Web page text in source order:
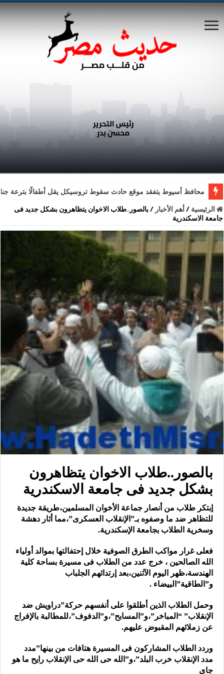
محافظ أسيوط يتفقد موقع حادث سقوط تروسيكل يقل أطفالًا بترعة
الرئيسية /أهم الأخبار /بالصور..طلاب الاخوان يتظاهرون بشكل جديد فى
جامعة الاسكندرية
بالصور..طلاب الاخوان يتظاهرون
بشكل جديد فى جامعة الاسكندرية
إبتكر طلاب من أنصار جماعة الأخوان المسلمين،طريقة جديدة
للتظاهر ضد ما وصفوه بـ”الإنقلاب العسكرى”،مما أثار دهشة
وسخرية الطلاب بجامعة الإسكندرية.
فعلى غرار مواكب الطرق الصوفية خلال إحتفالتها بموالد أولياء
الله الصالحين ، خرج عدد من الطلاب فى مسيرة بساحة كلية
الهندسة،ظهر اليوم الآثنين،بعد إرتدائهم الجلباب
و”الطاقية”البيضاء .
وحمل الطلاب الذين أطلقوا على أنفسهم حركة”دراويش ضد
الإنقلاب” “المباخر”،و”المسابح”،و”الدفوف”،للمطالبة بالإفراج
عن زملائهم المقبوض عليهم.
وردد الطلاب المشاركون فى المسيرة هتافات من بينها”مدد
مدد الإنقلاب خرب البلد”،و”الله حى الله حى الإنقلاب رايح ما هو
جاى